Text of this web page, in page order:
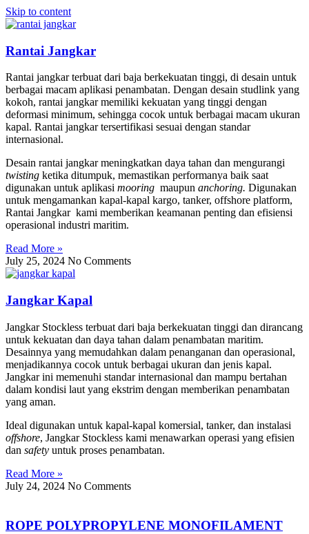
Skip to content
Rantai Jangkar
Rantai jangkar terbuat dari baja berkekuatan tinggi, di desain untuk
berbagai macam aplikasi penambatan. Dengan desain studlink yang
kokoh, rantai jangkar memiliki kekuatan yang tinggi dengan
deformasi minimum, sehingga cocok untuk berbagai macam ukuran
kapal. Rantai jangkar tersertifikasi sesuai dengan standar
internasional.
Desain rantai jangkar meningkatkan daya tahan dan mengurangi
twisting ketika ditumpuk, memastikan performanya baik saat
digunakan untuk aplikasi mooring maupun anchoring. Digunakan
untuk mengamankan kapal-kapal kargo, tanker, offshore platform,
Rantai Jangkar kami memberikan keamanan penting dan efisiensi
operasional industri maritim.
Read More »
July 25, 2024 No Comments
Jangkar Kapal
Jangkar Stockless terbuat dari baja berkekuatan tinggi dan dirancang
untuk kekuatan dan daya tahan dalam penambatan maritim.
Desainnya yang memudahkan dalam penanganan dan operasional,
menjadikannya cocok untuk berbagai ukuran dan jenis kapal.
Jangkar ini memenuhi standar internasional dan mampu bertahan
dalam kondisi laut yang ekstrim dengan memberikan penambatan
yang aman.
Ideal digunakan untuk kapal-kapal komersial, tanker, dan instalasi
offshore, Jangkar Stockless kami menawarkan operasi yang efisien
dan safety untuk proses penambatan.
Read More »
July 24, 2024 No Comments
ROPE POLYPROPYLENE MONOFILAMENT